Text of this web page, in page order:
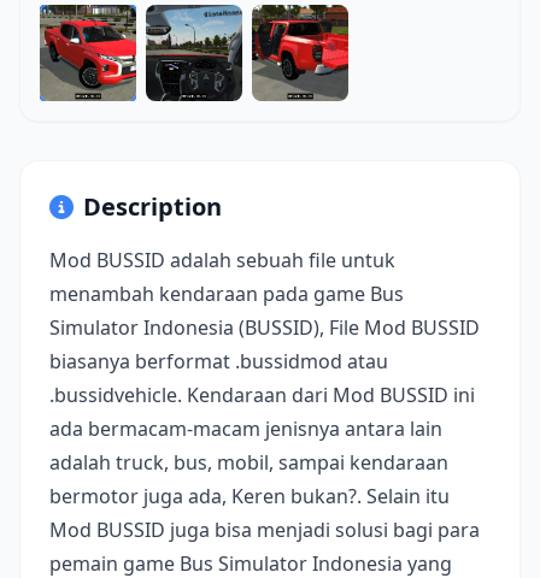
Description
Mod BUSSID adalah sebuah file untuk
menambah kendaraan pada game Bus
Simulator Indonesia (BUSSID), File Mod BUSSID
biasanya berformat .bussidmod atau
.bussidvehicle. Kendaraan dari Mod BUSSID ini
ada bermacam-macam jenisnya antara lain
adalah truck, bus, mobil, sampai kendaraan
bermotor juga ada, Keren bukan?. Selain itu
Mod BUSSID juga bisa menjadi solusi bagi para
pemain game Bus Simulator Indonesia yang